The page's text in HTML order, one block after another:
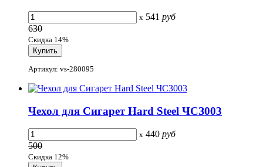
x 541 руб
630
Скидка 14%
Артикул: vs-280095
Чехол для Сигарет Hard Steel ЧСЗ003
x 440 руб
500
Скидка 12%